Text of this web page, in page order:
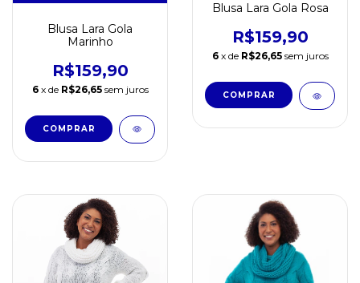
Blusa Lara Gola
Marinho
R$159,90
6 x de R$26,65 sem juros
Blusa Lara Gola Rosa
R$159,90
6 x de R$26,65 sem juros